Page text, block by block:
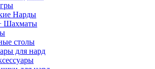
Нарды
Шахматы
столы
для нард